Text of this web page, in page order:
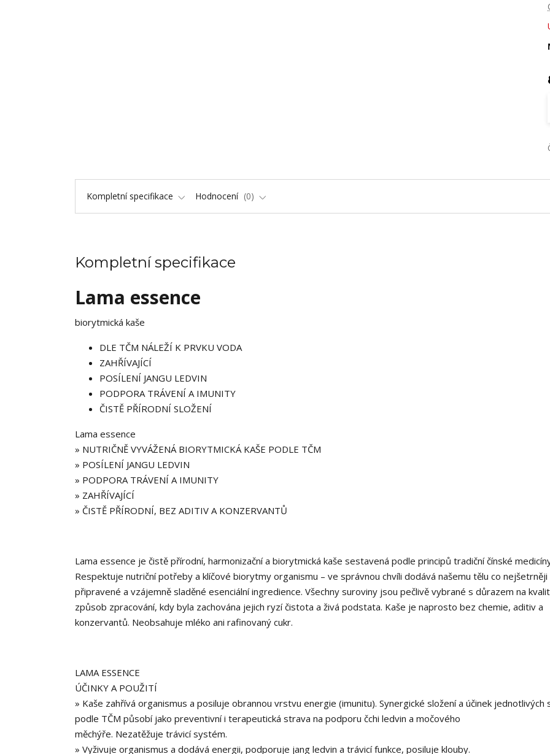
Kompletní specifikace Hodnocení 0
Kompletní specifikace
Lama essence
biorytmická kaše
DLE TČM NÁLEŽÍ K PRVKU VODA
ZAHŘÍVAJÍCÍ
POSÍLENÍ JANGU LEDVIN
PODPORA TRÁVENÍ A IMUNITY
ČISTĚ PŘÍRODNÍ SLOŽENÍ
Lama essence
» NUTRIČNĚ VYVÁŽENÁ BIORYTMICKÁ KAŠE PODLE TČM
» POSÍLENÍ JANGU LEDVIN
» PODPORA TRÁVENÍ A IMUNITY
» ZAHŘÍVAJÍCÍ
» ČISTĚ PŘÍRODNÍ, BEZ ADITIV A KONZERVANTŮ
Lama essence je čistě přírodní, harmonizační a biorytmická kaše sestavená podle principů tradiční čínské
Respektuje nutriční potřeby a klíčové biorytmy organismu – ve správnou chvíli dodává našemu tělu co nejšetrněji
připravené a vzájemně sladěné esenciální ingredience. Všechny suroviny jsou pečlivě vybrané s důrazem na
způsob zpracování, kdy byla zachována jejich ryzí čistota a živá podstata. Kaše je naprosto bez chemie, aditiv a
konzervantů. Neobsahuje mléko ani rafinovaný cukr.
LAMA ESSENCE
ÚČINKY A POUŽITÍ
» Kaše zahřívá organismus a posiluje obrannou vrstvu energie (imunitu). Synergické složení a účinek jednotlivých
podle TČM působí jako preventivní i terapeutická strava na podporu čchi ledvin a močového
měchýře. Nezatěžuje trávicí systém.
» Vyživuje organismus a dodává energii, podporuje jang ledvin a trávicí funkce, posiluje klouby.